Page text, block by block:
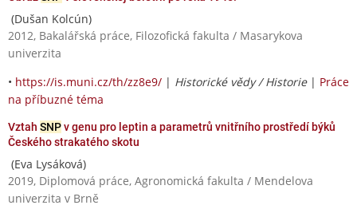
(Dušan Kolcún)
2012, Bakalářská práce, Filozofická fakulta / Masarykova
univerzita
• https://is.muni.cz/th/zz8e9/ | Historické vědy / Historie| Práce
na příbuzné téma
Vztah SNPv genu pro leptin a parametrů vnitřního prostředí býků
Českého strakatého skotu
(Eva Lysáková)
2019, Diplomová práce, Agronomická fakulta / Mendelova
univerzita v Brně